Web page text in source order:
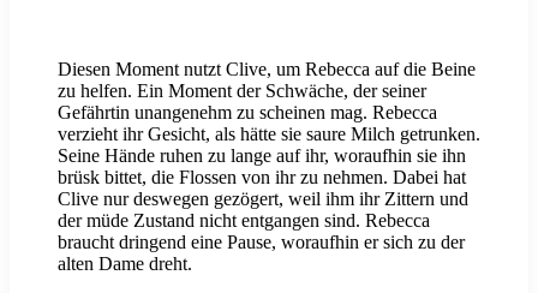
Diesen Moment nutzt Clive, um Rebecca auf die Beine
zu helfen. Ein Moment der Schwäche, der seiner
Gefährtin unangenehm zu scheinen mag. Rebecca
verzieht ihr Gesicht, als hätte sie saure Milch getrunken.
Seine Hände ruhen zu lange auf ihr, woraufhin sie ihn
brüsk bittet, die Flossen von ihr zu nehmen. Dabei hat
Clive nur deswegen gezögert, weil ihm ihr Zittern und
der müde Zustand nicht entgangen sind. Rebecca
braucht dringend eine Pause, woraufhin er sich zu der
alten Dame dreht.